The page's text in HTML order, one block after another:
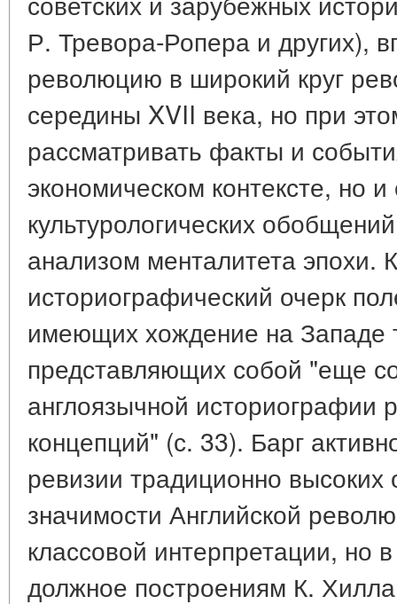
Р. Тревора-Ропера и других),
революцию в широкий круг
середины XVII века, но при
рассматривать факты и
экономическом контексте, но
культурологических
анализом менталитета эпохи.
историографический очерк
имеющих хождение на Западе
представляющих собой "еще
англоязычной историографии
концепций" (с. 33). Барг
ревизии традиционно высоких
значимости Английской
классовой интерпретации, но
должное построениям К.